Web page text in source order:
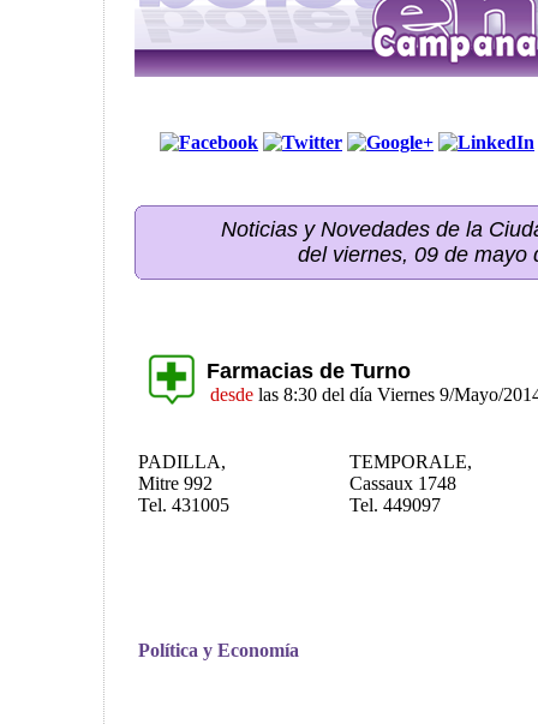
Noticias y Novedades de la
del viernes, 09 de mayo
Farmacias de Turno
desde las 8:30 del día Viernes 9/Mayo/
PADILLA,
Mitre 992
Tel. 431005
TEMPORALE,
Cassaux 1748
Tel. 449097
Política y Economía